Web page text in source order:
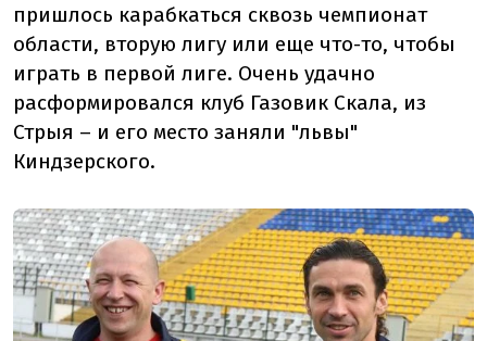
пришлось карабкаться сквозь чемпионат
области, вторую лигу или еще что-то, чтобы
играть в первой лиге. Очень удачно
расформировался клуб Газовик Скала, из
Стрыя – и его место заняли "львы"
Киндзерского.